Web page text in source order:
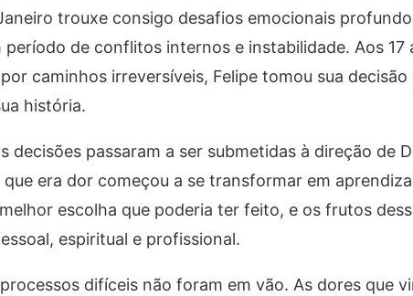
trouxe consigo desafios emocionais
de conflitos internos e instabilidade. Aos 17
caminhos irreversíveis, Felipe tomou sua
história.
decisões passaram a ser submetidas à direção de
era dor começou a se transformar em
escolha que poderia ter feito, e os frutos
espiritual e profissional.
difíceis não foram em vão. As dores que